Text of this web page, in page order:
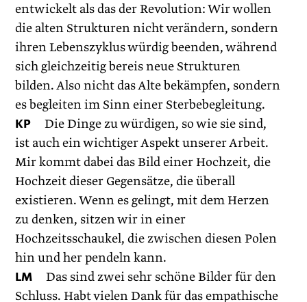
entwickelt als das der Revolution: Wir wollen
die alten Strukturen nicht verändern, sondern
ihren Lebenszyklus würdig beenden, während
sich gleichzeitig bereis neue Strukturen
bilden. Also nicht das Alte bekämpfen, sondern
es begleiten im Sinn einer Sterbebegleitung.
KP Die Dinge zu würdigen, so wie sie sind,
ist auch ein wichtiger Aspekt unserer Arbeit.
Mir kommt dabei das Bild einer Hochzeit, die
Hochzeit dieser Gegensätze, die überall
existieren. Wenn es gelingt, mit dem Herzen
zu denken, sitzen wir in einer
Hochzeitsschaukel, die zwischen diesen Polen
hin und her pendeln kann.
LM Das sind zwei sehr schöne Bilder für den
Schluss. Habt vielen Dank für das empathische